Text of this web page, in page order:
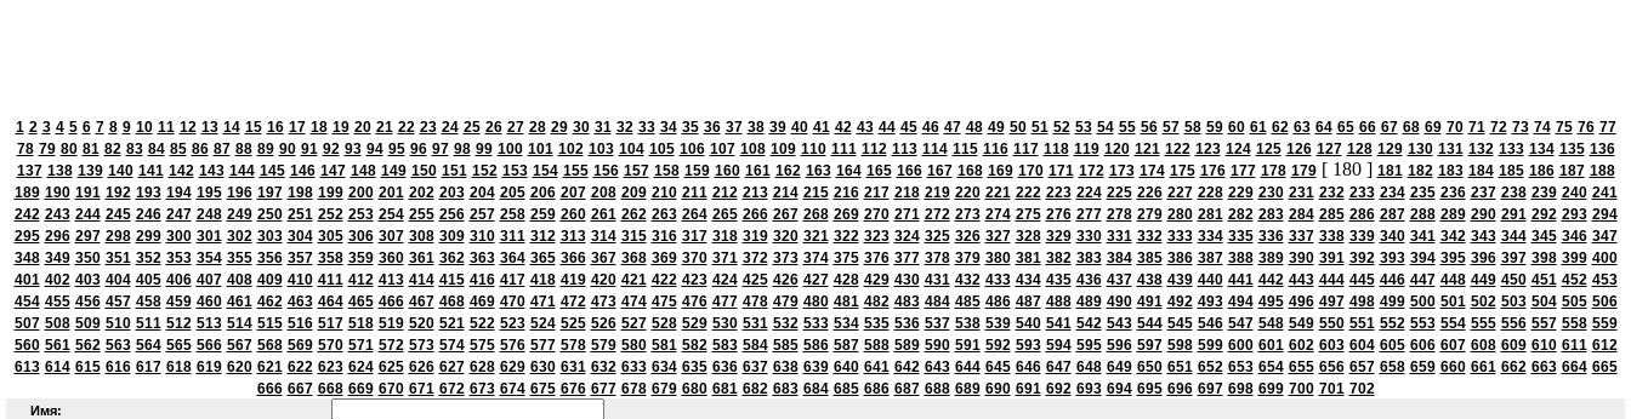
1 2 3 4 5 6 7 8 9 10 11 12 13 14 15 16 17 18 19 20 21 22 23 24 25 26 27 28 29 30 31 32 33 34 35 36 37 38 39 40 41 42 43 44 45 46 47 48 49 50 51 52 53 54 55 56 57 58 59 60 61 62 63 64 65 66 67 68 69 70 71 72 73 74 75 76 77
78 79 80 81 82 83 84 85 86 87 88 89 90 91 92 93 94 95 96 97 98 99 100 101 102 103 104 105 106 107 108 109 110 111 112 113 114 115 116 117 118 119 120 121 122 123 124 125 126 127 128 129 130 131 132 133 134 135 136
137 138 139 140 141 142 143 144 145 146 147 148 149 150 151 152 153 154 155 156 157 158 159 160 161 162 163 164 165 166 167 168 169 170 171 172 173 174 175 176 177 178 179[ 180 ] 181 182 183 184 185 186 187 188
189 190 191 192 193 194 195 196 197 198 199 200 201 202 203 204 205 206 207 208 209 210 211 212 213 214 215 216 217 218 219 220 221 222 223 224 225 226 227 228 229 230 231 232 233 234 235 236 237 238 239 240 241
242 243 244 245 246 247 248 249 250 251 252 253 254 255 256 257 258 259 260 261 262 263 264 265 266 267 268 269 270 271 272 273 274 275 276 277 278 279 280 281 282 283 284 285 286 287 288 289 290 291 292 293 294
295 296 297 298 299 300 301 302 303 304 305 306 307 308 309 310 311 312 313 314 315 316 317 318 319 320 321 322 323 324 325 326 327 328 329 330 331 332 333 334 335 336 337 338 339 340 341 342 343 344 345 346 347
348 349 350 351 352 353 354 355 356 357 358 359 360 361 362 363 364 365 366 367 368 369 370 371 372 373 374 375 376 377 378 379 380 381 382 383 384 385 386 387 388 389 390 391 392 393 394 395 396 397 398 399 400
401 402 403 404 405 406 407 408 409 410 411 412 413 414 415 416 417 418 419 420 421 422 423 424 425 426 427 428 429 430 431 432 433 434 435 436 437 438 439 440 441 442 443 444 445 446 447 448 449 450 451 452 453
454 455 456 457 458 459 460 461 462 463 464 465 466 467 468 469 470 471 472 473 474 475 476 477 478 479 480 481 482 483 484 485 486 487 488 489 490 491 492 493 494 495 496 497 498 499 500 501 502 503 504 505 506
507 508 509 510 511 512 513 514 515 516 517 518 519 520 521 522 523 524 525 526 527 528 529 530 531 532 533 534 535 536 537 538 539 540 541 542 543 544 545 546 547 548 549 550 551 552 553 554 555 556 557 558 559
560 561 562 563 564 565 566 567 568 569 570 571 572 573 574 575 576 577 578 579 580 581 582 583 584 585 586 587 588 589 590 591 592 593 594 595 596 597 598 599 600 601 602 603 604 605 606 607 608 609 610 611 612
613 614 615 616 617 618 619 620 621 622 623 624 625 626 627 628 629 630 631 632 633 634 635 636 637 638 639 640 641 642 643 644 645 646 647 648 649 650 651 652 653 654 655 656 657 658 659 660 661 662 663 664 665
666 667 668 669 670 671 672 673 674 675 676 677 678 679 680 681 682 683 684 685 686 687 688 689 690 691 692 693 694 695 696 697 698 699 700 701 702
Имя: